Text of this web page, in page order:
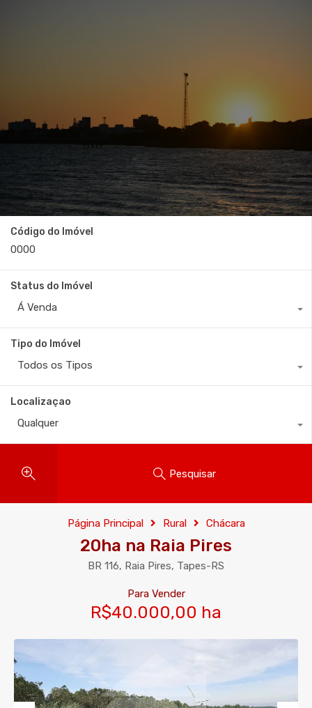
Código do Imóvel
Status do Imóvel
Á Venda
Tipo do Imóvel
Todos os Tipos
Localizaçao
Qualquer
Pesquisar
Página Principal Rural Chácara
20ha na Raia Pires
BR 116, Raia Pires, Tapes-RS
Para Vender
R$40.000,00 ha